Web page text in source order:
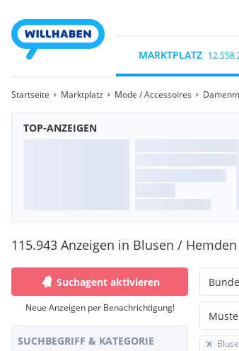
MARKTPLATZ
Startseite Marktplatz Mode / Accessoires
TOP-ANZEIGEN
115.943 Anzeigen in Blusen /
Suchagent aktivieren
Neue Anzeigen per Benachrichtigung!
SUCHBEGRIFF & KATEGORIE